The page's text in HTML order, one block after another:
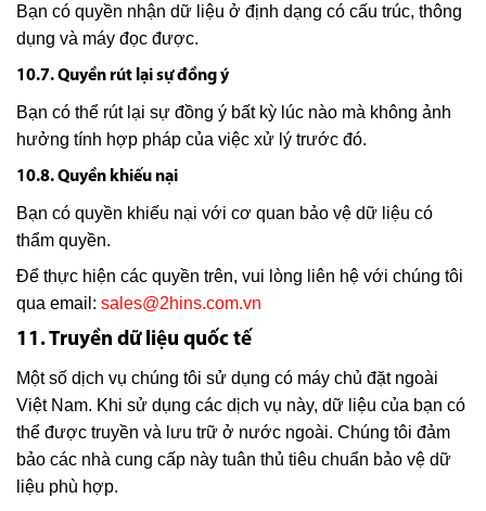
Bạn có quyền nhận dữ liệu ở định dạng có cấu trúc, thông
dụng và máy đọc được.
10.7. Quyền rút lại sự đồng ý
Bạn có thể rút lại sự đồng ý bất kỳ lúc nào mà không ảnh
hưởng tính hợp pháp của việc xử lý trước đó.
10.8. Quyền khiếu nại
Bạn có quyền khiếu nại với cơ quan bảo vệ dữ liệu có
thẩm quyền.
Để thực hiện các quyền trên, vui lòng liên hệ với chúng tôi
qua email: sales@2hins.com.vn
11. Truyền dữ liệu quốc tế
Một số dịch vụ chúng tôi sử dụng có máy chủ đặt ngoài
Việt Nam. Khi sử dụng các dịch vụ này, dữ liệu của bạn có
thể được truyền và lưu trữ ở nước ngoài. Chúng tôi đảm
bảo các nhà cung cấp này tuân thủ tiêu chuẩn bảo vệ dữ
liệu phù hợp.